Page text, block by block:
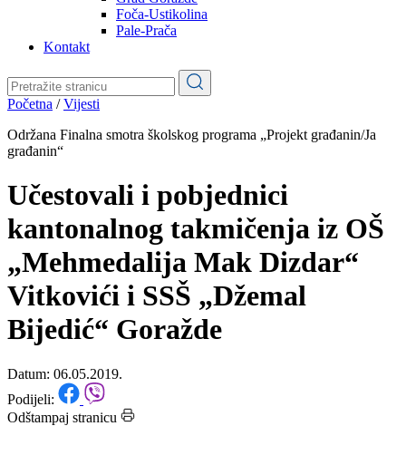
Općine
Pale-Prača
Kontakt
Početna/
Održana Finalna smotra školskog programa „Projekt građanin/Ja
građanin“
Učestovali i pobjednici
kantonalnog takmičenja iz OŠ
„Mehmedalija Mak Dizdar“
Vitkovići i SSŠ „Džemal
Bijedić“ Goražde
Datum: 06.05.2019.